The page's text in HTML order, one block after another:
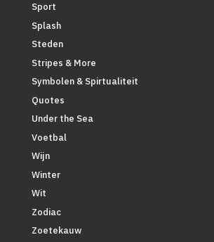
Sport
Splash
Steden
Stripes & More
Symbolen & Spirtualiteit
Quotes
Under the Sea
Voetbal
Wijn
Winter
Wit
Zodiac
Zoetekauw